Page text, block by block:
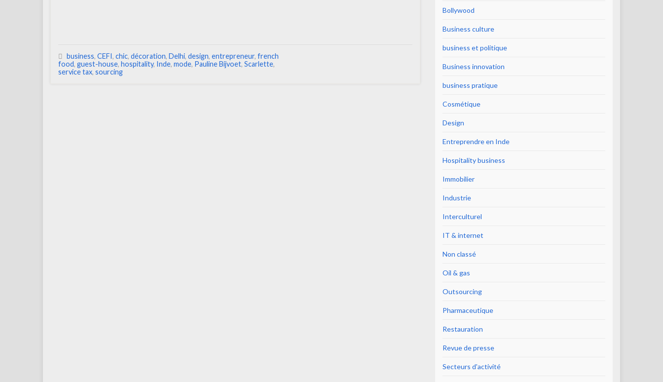
business, CEFI, chic, décoration, Delhi, design, entrepreneur, french
food, guest-house, hospitality, Inde, mode, Pauline Bijvoet, Scarlette,
service tax, sourcing
Bollywood
Business culture
business et politique
Business innovation
business pratique
Cosmétique
Design
Entreprendre en Inde
Hospitality business
Immobilier
Industrie
Interculturel
IT & internet
Non classé
Oil & gas
Outsourcing
Pharmaceutique
Restauration
Revue de presse
Secteurs d'activité